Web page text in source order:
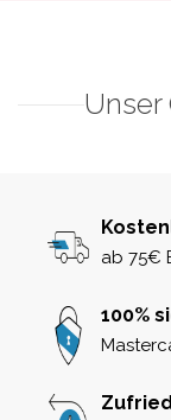
Unser
ab 75€
100%